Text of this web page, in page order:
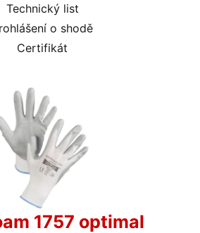
Technický list
o shodě
Certifikát
1757 optimal